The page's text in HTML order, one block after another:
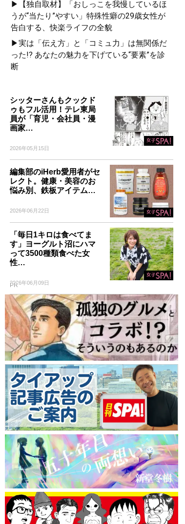
▶【独自取材】「おしっこを我慢しているほ
うが“当たり”やすい」特殊性癖の29歳女性が
告白する、快楽ライフの全貌
▶実は「伝え方」と「コミュ力」は無関係だ
った!? あなたの魅力を下げている“要素”を診
断
シッターさんもクックド
ゥもフル活用！テレ東局
員が「育児・会社員・漫
画家…
2026年05月15日
編集部のiHerb愛用者がセ
レクト。健康・美容のお
悩み別、鉄板アイテム…
2026年06月22日
「毎日1キロは食べてま
す」ヨーグルト沼にハマ
って3500種類食べた女
性…
2026年06月09日
PR